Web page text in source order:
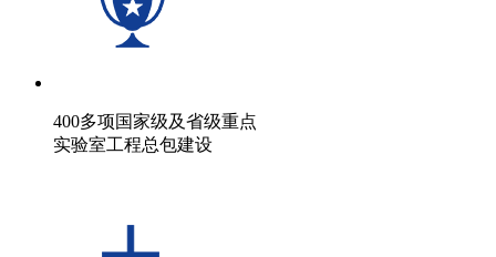
400多项国家级及省级重点
实验室工程总包建设